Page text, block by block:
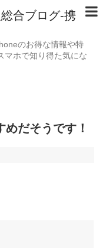
合ブログ-携
のお得な情報や特
マホで知り得た気にな
だそうです！